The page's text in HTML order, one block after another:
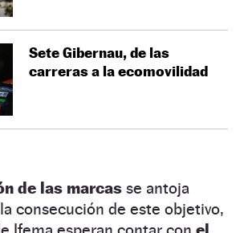
Sete Gibernau, de las
carreras a la ecomovilidad
de las marcas se antoja
consecución de este objetivo,